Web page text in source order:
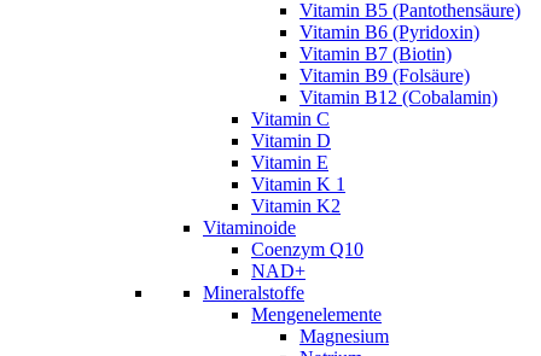
Vitamin B5 (Pantothensäure)
Vitamin B6 (Pyridoxin)
Vitamin B7 (Biotin)
Vitamin B9 (Folsäure)
Vitamin B12 (Cobalamin)
Vitamin C
Vitamin D
Vitamin E
Vitamin K 1
Vitamin K2
Vitaminoide
Coenzym Q10
NAD+
Mineralstoffe
Mengenelemente
Magnesium